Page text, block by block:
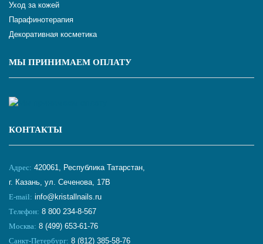
Уход за кожей
Парафинотерапия
Декоративная косметика
МЫ ПРИНИМАЕМ ОПЛАТУ
КОНТАКТЫ
Адрес: 420061, Республика Татарстан,
г. Казань, ул. Сеченова, 17В
E-mail: info@kristallnails.ru
Телефон: 8 800 234-8-567
Москва: 8 (499) 653-61-76
Санкт-Петербург: 8 (812) 385-58-76